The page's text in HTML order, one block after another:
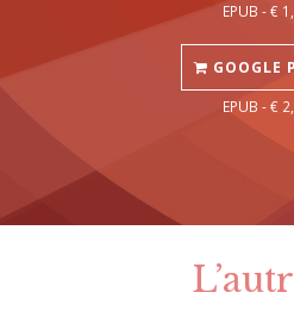
EPUB - €
GOOGLE
EPUB - €